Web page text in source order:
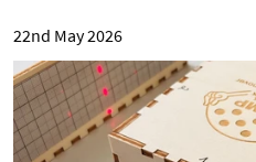
22nd May 2026